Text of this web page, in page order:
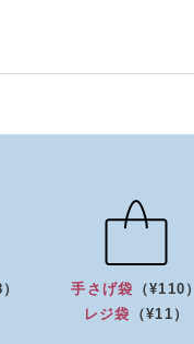
手さげ袋
（¥110）
レジ袋
（¥11）